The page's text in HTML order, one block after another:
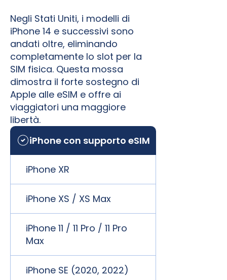
Negli Stati Uniti, i modelli di
iPhone 14 e successivi sono
andati oltre, eliminando
completamente lo slot per la
SIM fisica. Questa mossa
dimostra il forte sostegno di
Apple alle eSIM e offre ai
viaggiatori una maggiore
libertà.
iPhone con supporto eSIM
iPhone XR
iPhone XS / XS Max
iPhone 11 / 11 Pro / 11 Pro
Max
iPhone SE (2020, 2022)